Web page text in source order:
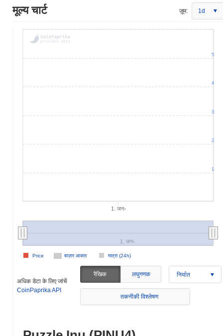
मूल्य चार्ट ज़ूम: 1d
1. जन॰
बाज़ार आकार मात्रा (24h)
Price
1. जन॰
1
2
3
4
5
अधिक डेटा के लिए जांचें
CoinPaprika API
रैखिक लघुगणक निर्यात
तकनीकी विश्लेषण